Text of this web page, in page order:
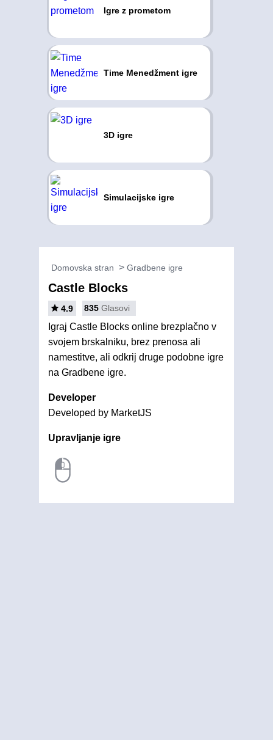
Igre z prometom
Time Menedžment igre
3D igre
Simulacijske igre
Domovska stran Gradbene igre
Castle Blocks
4.9 835 Glasovi
Igraj Castle Blocks online brezplačno v
svojem brskalniku, brez prenosa ali
namestitve, ali odkrij druge podobne igre
na Gradbene igre.
Developer
Developed by MarketJS
Upravljanje igre